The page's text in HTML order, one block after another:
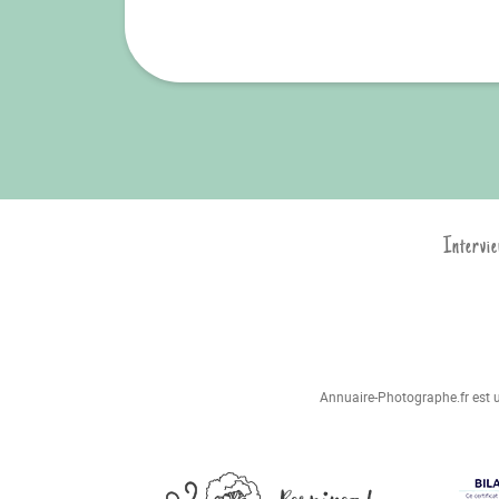
Annuaire-Photographe.fr est